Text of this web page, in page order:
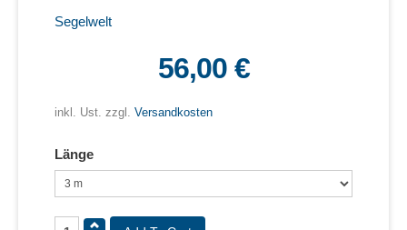
Segelwelt
56,00 €
inkl. Ust. zzgl. Versandkosten
Länge